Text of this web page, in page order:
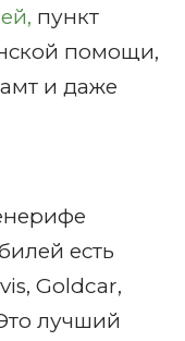
пункт
помощи,
и даже
есть
Goldcar,
лучший